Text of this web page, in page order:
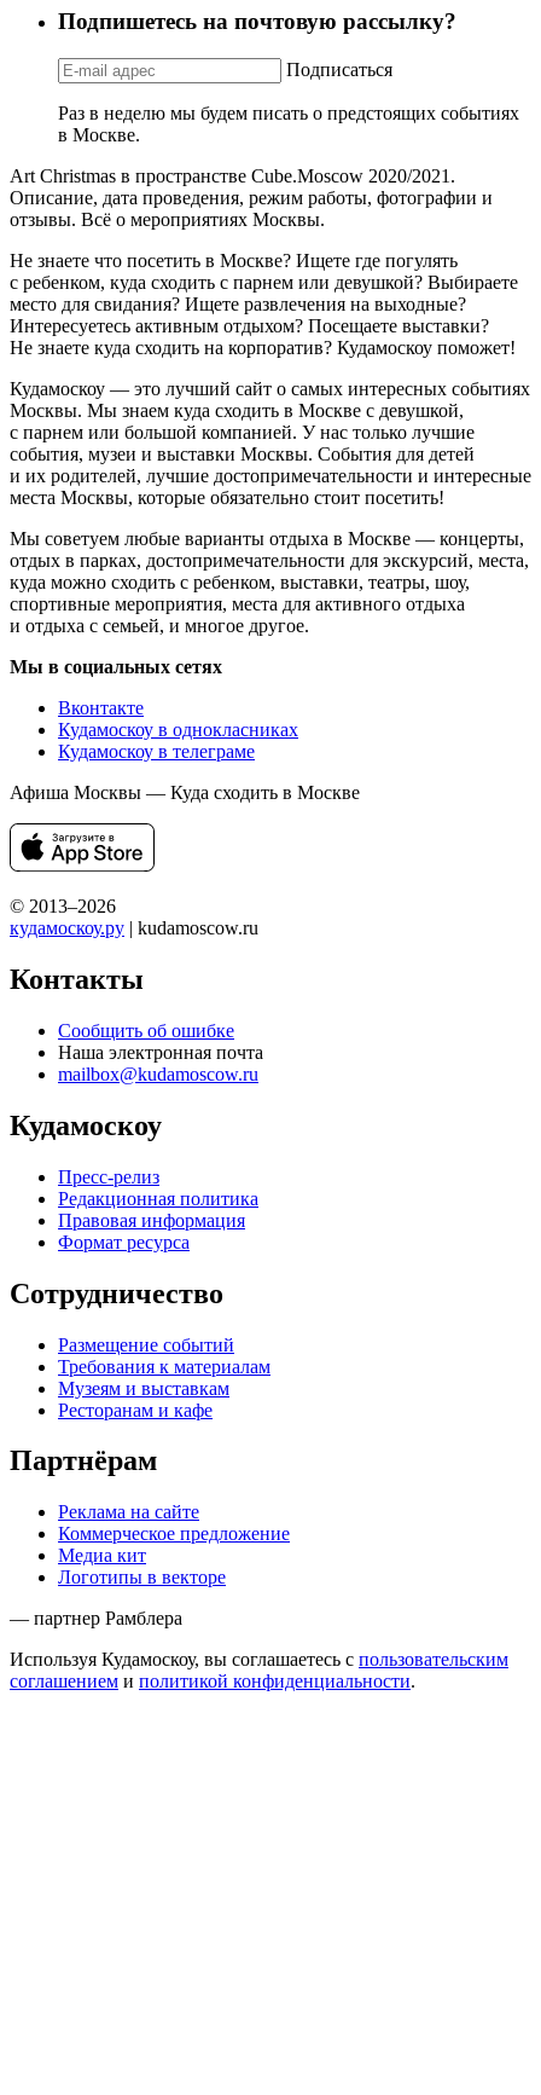
Подпишетесь на почтовую рассылку?
Подписаться
Раз в неделю мы будем писать о предстоящих событиях
в Москве.
Art Christmas в пространстве Cube.Moscow 2020/2021.
Описание, дата проведения, режим работы, фотографии и
отзывы. Всё о мероприятиях Москвы.
Не знаете что посетить в Москве? Ищете где погулять
с ребенком, куда сходить с парнем или девушкой? Выбираете
место для свидания? Ищете развлечения на выходные?
Интересуетесь активным отдыхом? Посещаете выставки?
Не знаете куда сходить на корпоратив? Кудамоскоу поможет!
Кудамоскоу — это лучший сайт о самых интересных событиях
Москвы. Мы знаем куда сходить в Москве с девушкой,
с парнем или большой компанией. У нас только лучшие
события, музеи и выставки Москвы. События для детей
и их родителей, лучшие достопримечательности и интересные
места Москвы, которые обязательно стоит посетить!
Мы советуем любые варианты отдыха в Москве — концерты,
отдых в парках, достопримечательности для экскурсий, места,
куда можно сходить с ребенком, выставки, театры, шоу,
спортивные мероприятия, места для активного отдыха
и отдыха с семьей, и многое другое.
Мы в социальных сетях
Вконтакте
Кудамоскоу в однокласниках
Кудамоскоу в телеграме
Афиша Москвы — Куда сходить в Москве
© 2013–2026
кудамоскоу.ру | kudamoscow.ru
Контакты
Сообщить об ошибке
Наша электронная почта
mailbox@kudamoscow.ru
Кудамоскоу
Пресс-релиз
Редакционная политика
Правовая информация
Формат ресурса
Сотрудничество
Размещение событий
Требования к материалам
Музеям и выставкам
Ресторанам и кафе
Партнёрам
Реклама на сайте
Коммерческое предложение
Медиа кит
Логотипы в векторе
— партнер Рамблера
Используя Кудамоскоу, вы соглашаетесь с пользовательским
соглашением и политикой конфиденциальности.